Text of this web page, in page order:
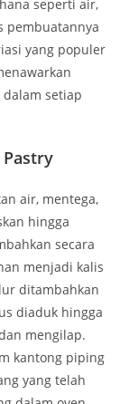
seperti air,
pembuatannya
yang populer
setiap
Pastry
air, mentega,
hingga
secara
menjadi kalis
ditambahkan
diaduk hingga
mengilap.
kantong piping
yang telah